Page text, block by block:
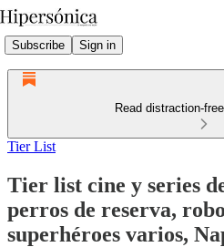
Subscribe Sign in
Read distraction-
Tier List
Tier list cine y series
perros de reserva,
superhéroes varios,